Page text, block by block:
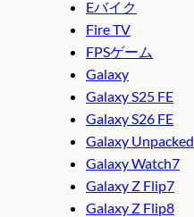
Eバイク
Fire TV
FPSゲーム
Galaxy
Galaxy S25 FE
Galaxy S26 FE
Galaxy Unpacked
Galaxy Watch7
Galaxy Z Flip7
Galaxy Z Flip8